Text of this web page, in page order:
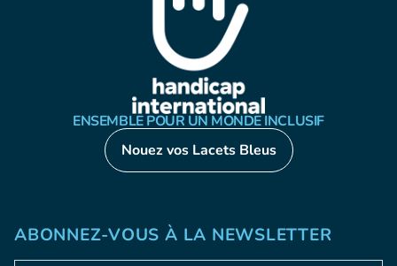
ENSEMBLE POUR UN MONDE INCLUSIF
Nouez vos Lacets Bleus
ABONNEZ-VOUS À LA NEWSLETTER